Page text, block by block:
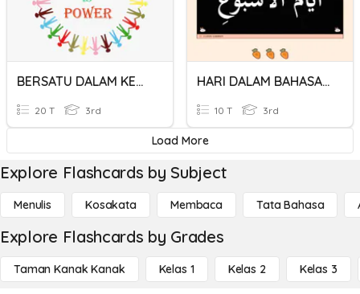
BERSATU DALAM KEBERAGAMAN
20 T 3rd
HARI DALAM BAHASA ARAB
10 T 3rd
Load More
Explore Flashcards by Subject
Menulis Kosakata Membaca Tata Bahasa
Explore Flashcards by Grades
Taman Kanak Kanak Kelas 1 Kelas 2 Kelas 3